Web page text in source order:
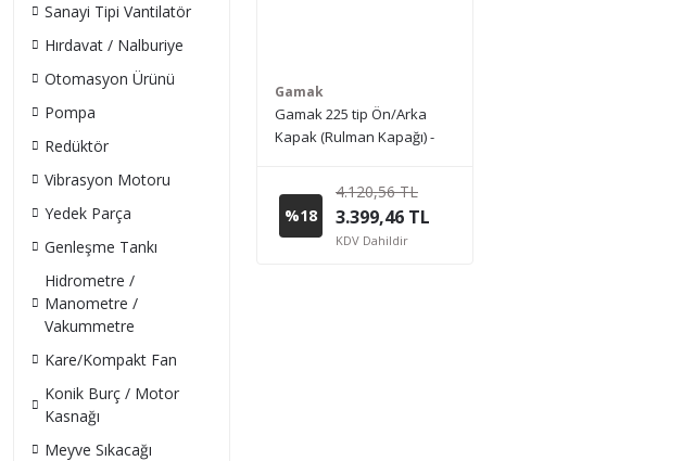
Sanayi Tipi Vantilatör
Hırdavat / Nalburiye
Otomasyon Ürünü
Pompa
Redüktör
Vibrasyon Motoru
Yedek Parça
Genleşme Tankı
Hidrometre /
Manometre /
Vakummetre
Kare/Kompakt Fan
Konik Burç / Motor
Kasnağı
Meyve Sıkacağı
Gamak
Gamak 225 tip Ön/Arka
Kapak (Rulman Kapağı) -
%18
4.120,56 TL
3.399,46 TL
KDV Dahildir